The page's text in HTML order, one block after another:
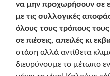
να μην προχωρήσουν σε
με τις συλλογικές
όλους τους τρόπους
σε πιέσεις, απειλές κι
στάση αλλά αντίθετα
διευρύνουμε το μέτωπο